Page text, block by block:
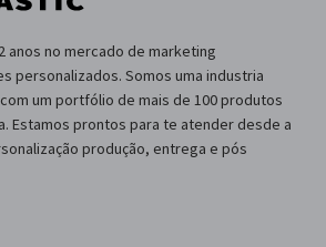
anos no mercado de marketing
personalizados. Somos uma industria
um portfólio de mais de 100 produtos
Estamos prontos para te atender desde a
produção, entrega e pós